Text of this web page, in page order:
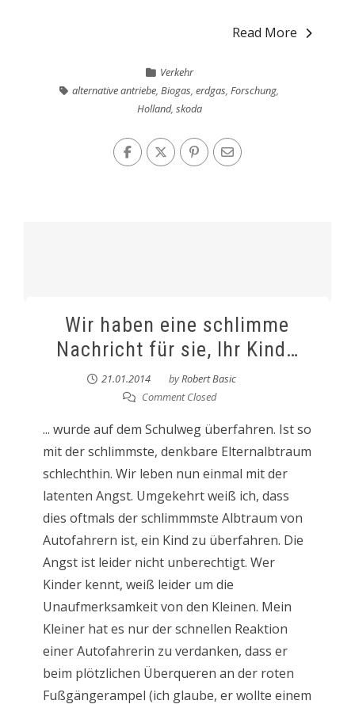
Read More
Verkehr
alternative antriebe,Biogas,erdgas,Forschung,
Holland, skoda
Wir haben eine schlimme
Nachricht für sie, Ihr Kind…
21.01.2014 byRobert Basic
Comment Closed
... wurde auf dem Schulweg überfahren. Ist so
mit der schlimmste, denkbare Elternalbtraum
schlechthin. Wir leben nun einmal mit der
latenten Angst. Umgekehrt weiß ich, dass
dies oftmals der schlimmmste Albtraum von
Autofahrern ist, ein Kind zu überfahren. Die
Angst ist leider nicht unberechtigt. Wer
Kinder kennt, weiß leider um die
Unaufmerksamkeit von den Kleinen. Mein
Kleiner hat es nur der schnellen Reaktion
einer Autofahrerin zu verdanken, dass er
beim plötzlichen Überqueren an der roten
Fußgängerampel (ich glaube, er wollte einem